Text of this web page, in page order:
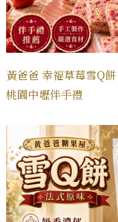
黃爸爸 幸福草莓雪Q
桃園中壢伴手禮